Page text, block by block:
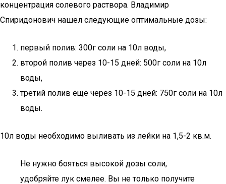
концентрация солевого раствора. Владимир
Спиридонович нашел следующие оптимальные дозы:
первый полив: 300г соли на 10л воды,
второй полив через 10-15 дней: 500г соли на 10л
воды,
третий полив еще через 10-15 дней: 750г соли на 10л
воды.
10л воды необходимо выливать из лейки на 1,5-2 кв.м.
Не нужно бояться высокой дозы соли,
удобряйте лук смелее. Вы не только получите